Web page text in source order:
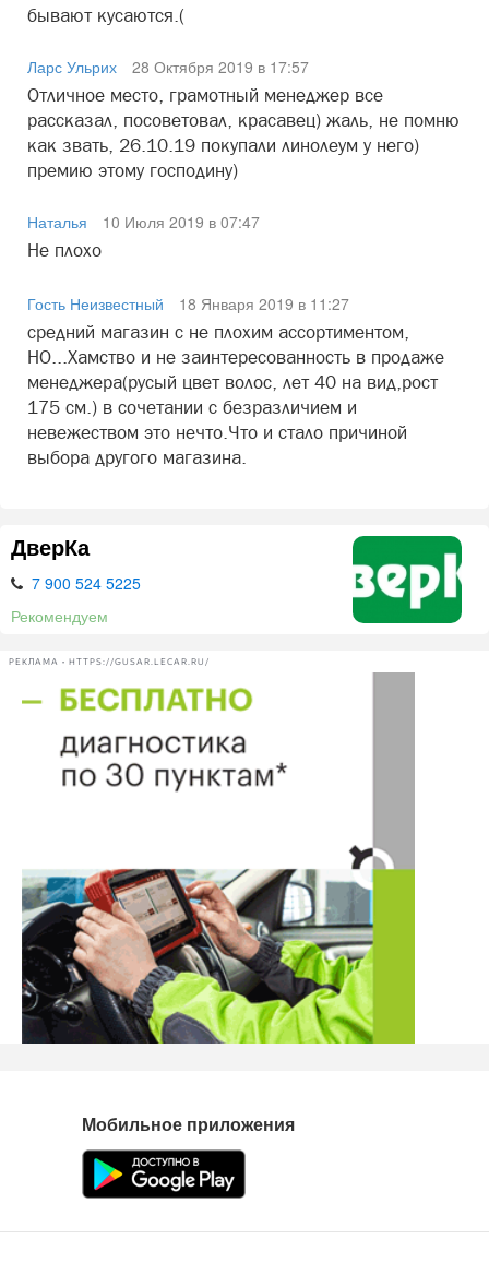
бывают кусаются.(
Ларс Ульрих
28 Октября 2019 в 17:57
Отличное место, грамотный менеджер все
рассказал, посоветовал, красавец) жаль, не помню
как звать, 26.10.19 покупали линолеум у него)
премию этому господину)
Наталья
10 Июля 2019 в 07:47
Не плохо
Гость Неизвестный
18 Января 2019 в 11:27
средний магазин с не плохим ассортиментом,
НО...Хамство и не заинтересованность в продаже
менеджера(русый цвет волос, лет 40 на вид,рост
175 см.) в сочетании с безразличием и
невежеством это нечто.Что и стало причиной
выбора другого магазина.
ДверКа
7 900 524 5225
Рекомендуем
РЕКЛАМА • HTTPS://GUSAR.LECAR.RU/
Мобильное приложения